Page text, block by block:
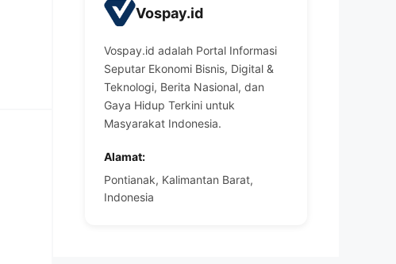
Vospay.id
Vospay.id adalah Portal Informasi
Seputar Ekonomi Bisnis, Digital &
Teknologi, Berita Nasional, dan
Gaya Hidup Terkini untuk
Masyarakat Indonesia.
Alamat:
Pontianak, Kalimantan Barat,
Indonesia